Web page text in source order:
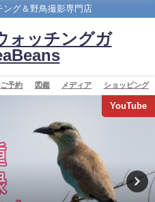
ング＆野鳥撮影専門店
ォッチングガ
ご予約 図鑑 メディア ショッピング
YouTube